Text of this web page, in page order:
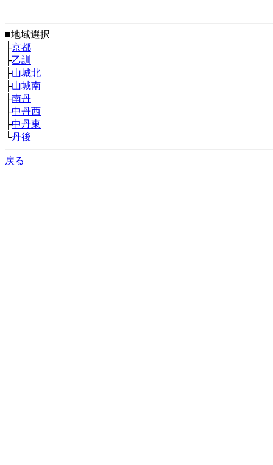
■地域選択
├京都
├乙訓
├山城北
├山城南
├南丹
├中丹西
├中丹東
└丹後
戻る